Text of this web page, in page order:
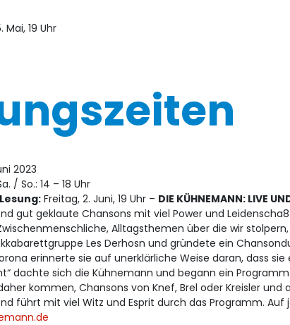
19 Uhr
2023
/ So.: 14 – 18 Uhr
Freitag, 2. Juni, 19 Uhr – DIE KÜHNEMANN: LIVE
gut geklaute Chansons mit viel Power und
Alltagsthemen über die wir
Les Derhosn und gründete ein
erinnerte sie auf unerklärliche Weise daran, dass
dachte sich die Kühnemann und begann ein
kommen, Chansons von Knef, Brel oder Kreisler
führt mit viel Witz und Esprit durch das Programm.